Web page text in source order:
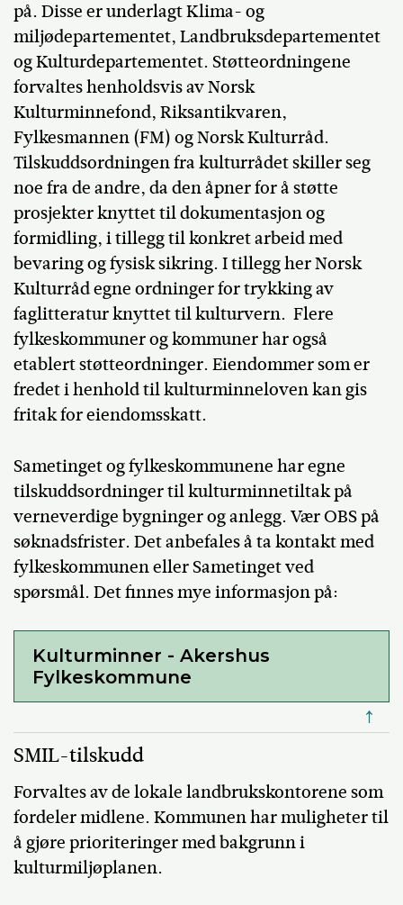
på. Disse er underlagt Klima- og
miljødepartementet, Landbruksdepartementet
og Kulturdepartementet. Støtteordningene
forvaltes henholdsvis av Norsk
Kulturminnefond, Riksantikvaren,
Fylkesmannen (FM) og Norsk Kulturråd.
Tilskuddsordningen fra kulturrådet skiller seg
noe fra de andre, da den åpner for å støtte
prosjekter knyttet til dokumentasjon og
formidling, i tillegg til konkret arbeid med
bevaring og fysisk sikring. I tillegg her Norsk
Kulturråd egne ordninger for trykking av
faglitteratur knyttet til kulturvern. Flere
fylkeskommuner og kommuner har også
etablert støtteordninger. Eiendommer som er
fredet i henhold til kulturminneloven kan gis
fritak for eiendomsskatt.
Sametinget og fylkeskommunene har egne
tilskuddsordninger til kulturminnetiltak på
verneverdige bygninger og anlegg. Vær OBS på
søknadsfrister. Det anbefales å ta kontakt med
fylkeskommunen eller Sametinget ved
spørsmål. Det finnes mye informasjon på:
Kulturminner - Akershus
Fylkeskommune
↑
SMIL-tilskudd
Forvaltes av de lokale landbrukskontorene som
fordeler midlene. Kommunen har muligheter til
å gjøre prioriteringer med bakgrunn i
kulturmiljøplanen.